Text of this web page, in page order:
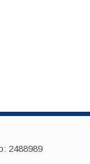
2488989